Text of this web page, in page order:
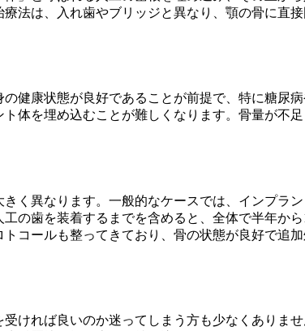
法は、入れ歯やブリッジと異なり、顎の骨に直
健康状態が良好であることが前提で、特に糖尿
体を埋め込むことが難しくなります。骨量が不
く異なります。一般的なケースでは、インプラ
の歯を装着するまでを含めると、全体で半年か
コールも整ってきており、骨の状態が良好で追
ければ良いのか迷ってしまう方も少なくありま